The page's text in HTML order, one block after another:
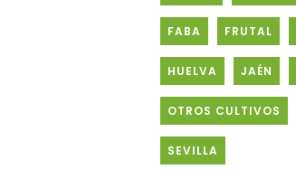
FABA FRUTAL
HUELVA JAÉN
OTROS CULTIVOS
SEVILLA